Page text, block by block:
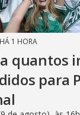
HÁ 1 HORA
quantos
para